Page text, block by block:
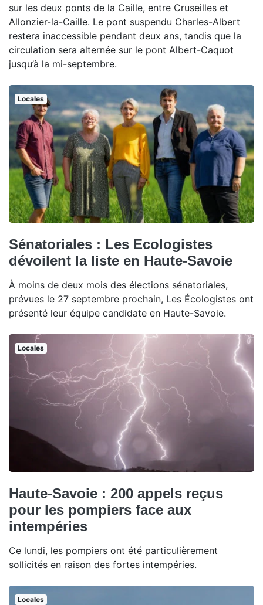
sur les deux ponts de la Caille, entre Cruseilles et
Allonzier-la-Caille. Le pont suspendu Charles-Albert
restera inaccessible pendant deux ans, tandis que la
circulation sera alternée sur le pont Albert-Caquot
jusqu’à la mi-septembre.
Locales
Sénatoriales : Les Ecologistes
dévoilent la liste en Haute-Savoie
À moins de deux mois des élections sénatoriales,
prévues le 27 septembre prochain, Les Écologistes ont
présenté leur équipe candidate en Haute-Savoie.
Locales
Haute-Savoie : 200 appels reçus
pour les pompiers face aux
intempéries
Ce lundi, les pompiers ont été particulièrement
sollicités en raison des fortes intempéries.
Locales